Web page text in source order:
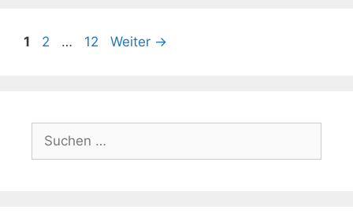
Seite
1 Seite
2 … Seite
12 Weiter →
nach: